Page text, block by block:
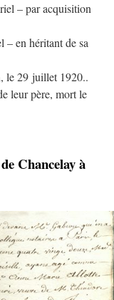
– par acquisition
en héritant de sa
le 29 juillet 1920..
leur père, mort le
Chancelay à